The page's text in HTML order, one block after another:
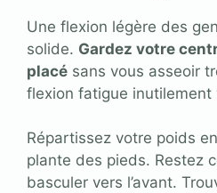
Une flexion légère des
solide. Gardez votre
placé sans vous asseoir
flexion fatigue inutilement
Répartissez votre poids
plante des pieds. Restez
basculer vers l’avant.